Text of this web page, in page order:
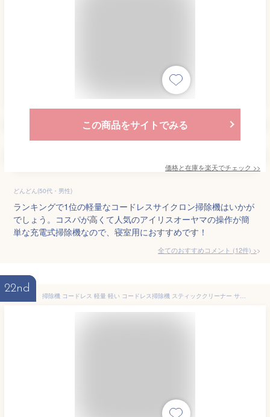
この商品をサイトでみる
価格と在庫を楽天でチェック >>
どんどん(50代・男性)
ランキングで1位の軽量なコードレスサイクロン掃除機はいかが
でしょう。コスパが高くて人気のアイリスオーヤマの操作が簡
単な充電式掃除機なので、寝室用におすすめです！
全てのおすすめコメント (12件) >
22nd
掃除機 コードレス 軽量 軽い コードレス掃除機 スティッククリーナー サイクロン サイクロン掃除機 ハンディ スティック SY-089 | コンパクト クリーナー ハンディクリーナー コードレスサイクロン掃除機 サイクロンクリーナー スティック掃除機 静音 静か 水洗い 吸引力